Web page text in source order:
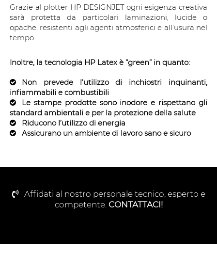
Grazie al plotter HP DESIGNJET ogni esigenza creativa
sarà protetta da particolari laminazioni, lucide o
opache, resistenti agli agenti atmosferici e all’usura nel
tempo.
Inoltre, la tecnologia HP Latex è “green” in quanto:
Non prevede l’utilizzo di inchiostri inquinanti,
infiammabili e combustibili
Le stampe prodotte sono inodore e rispettano gli
standard ambientali e per la protezione della salute
Riducono l’utilizzo di energia
Assicurano un ambiente di lavoro sano e sicuro
Affidati al nostro personale tecnico, esperto e
competente. CONTATTACI!